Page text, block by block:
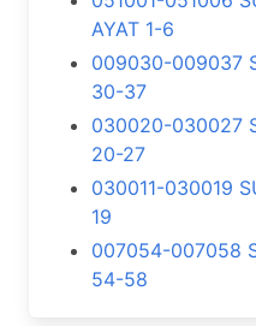
AYAT 1-6
009030-009037
30-37
030020-030027
20-27
030011-030019
19
007054-007058
54-58